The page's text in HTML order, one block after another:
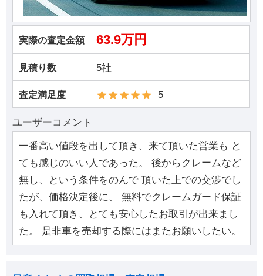
実際の査定金額 63.9万円
見積り数 5社
査定満足度 5
ユーザーコメント
一番高い値段を出して頂き、来て頂いた営業も と
ても感じのいい人であった。 後からクレームなど
無し、という条件をのんで 頂いた上での交渉でし
たが、価格決定後に、 無料でクレームガード保証
も入れて頂き、とても安心したお取引が出来まし
た。 是非車を売却する際にはまたお願いしたい。